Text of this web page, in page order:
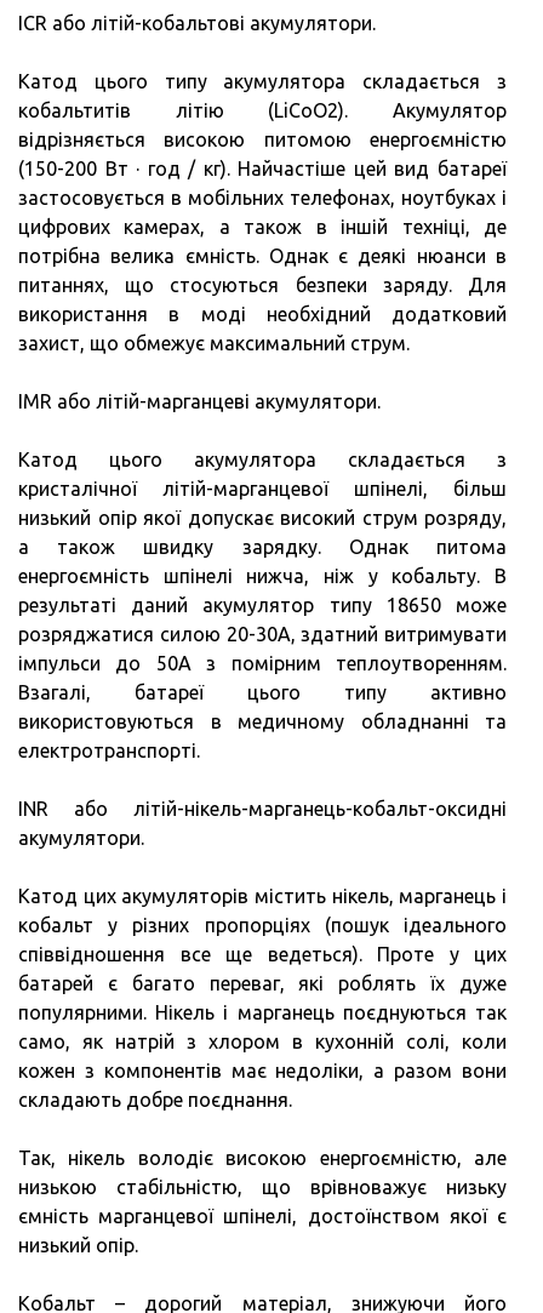
ICR або літій-кобальтові акумулятори.
Катод цього типу акумулятора складається з
кобальтитів літію (LiCoO2). Акумулятор
відрізняється високою питомою енергоємністю
(150-200 Вт · год / кг). Найчастіше цей вид батареї
застосовується в мобільних телефонах, ноутбуках і
цифрових камерах, а також в іншій техніці, де
потрібна велика ємність. Однак є деякі нюанси в
питаннях, що стосуються безпеки заряду. Для
використання в моді необхідний додатковий
захист, що обмежує максимальний струм.
IMR або літій-марганцеві акумулятори.
Катод цього акумулятора складається з
кристалічної літій-марганцевої шпінелі, більш
низький опір якої допускає високий струм розряду,
а також швидку зарядку. Однак питома
енергоємність шпінелі нижча, ніж у кобальту. В
результаті даний акумулятор типу 18650 може
розряджатися силою 20-30А, здатний витримувати
імпульси до 50А з помірним теплоутворенням.
Взагалі, батареї цього типу активно
використовуються в медичному обладнанні та
електротранспорті.
INR або літій-нікель-марганець-кобальт-оксидні
акумулятори.
Катод цих акумуляторів містить нікель, марганець і
кобальт у різних пропорціях (пошук ідеального
співвідношення все ще ведеться). Проте у цих
батарей є багато переваг, які роблять їх дуже
популярними. Нікель і марганець поєднуються так
само, як натрій з хлором в кухонній солі, коли
кожен з компонентів має недоліки, а разом вони
складають добре поєднання.
Так, нікель володіє високою енергоємністю, але
низькою стабільністю, що врівноважує низьку
ємність марганцевої шпінелі, достоїнством якої є
низький опір.
Кобальт – дорогий матеріал, знижуючи його